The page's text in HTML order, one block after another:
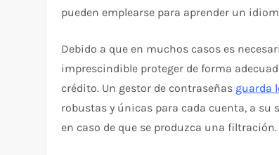
pueden emplearse para aprender un
Debido a que en muchos casos es
imprescindible proteger de forma
crédito. Un gestor de contraseñas guarda
robustas y únicas para cada cuenta, a
en caso de que se produzca una filtración.